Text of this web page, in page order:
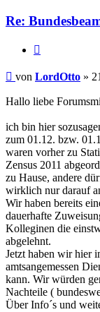
Re:
Beitrag
von LordOtto »
Hallo liebe
ich bin hier
zum 01.12. bzw.
waren vorher zu
Zensus 2011
zu Hause, andere
wirklich nur darauf
Wir haben bereits
dauerhafte
Kolleginen die
abgelehnt.
Jetzt haben wir hier
amtsangemessen
kann. Wir würden
Nachteile (
Über Info´s und